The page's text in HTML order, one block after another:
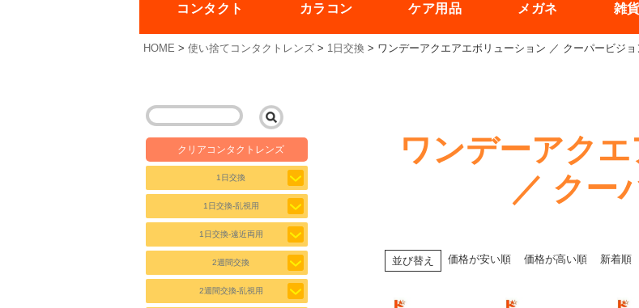
コンタクト カラコン ケア用品 メガネ 雑
HOME 使い捨てコンタクトレンズ 1日交換 ワンデーアクエアエボリューション ／ クーパービジョ
クリアコンタクトレンズ
1日交換
1日交換-乱視用
1日交換-遠近両用
2週間交換
2週間交換-乱視用
ワンデーアク
／ クー
並び替え 価格が安い順 価格が高い順 新着順